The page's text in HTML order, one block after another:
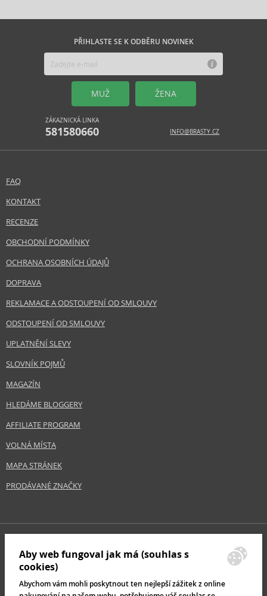
PŘIHLASTE SE K ODBĚRU NOVINEK
MUŽ ŽENA
ZÁKAZNICKÁ LINKA
581580660 INFO@BRASTY.CZ
FAQ
KONTAKT
RECENZE
OBCHODNÍ PODMÍNKY
OCHRANA OSOBNÍCH ÚDAJŮ
DOPRAVA
REKLAMACE A ODSTOUPENÍ OD SMLOUVY
ODSTOUPENÍ OD SMLOUVY
UPLATNĚNÍ SLEVY
SLOVNÍK POJMŮ
MAGAZÍN
HLEDÁME BLOGGERY
AFFILIATE PROGRAM
VOLNÁ MÍSTA
MAPA STRÁNEK
PRODÁVANÉ ZNAČKY
Aby web fungoval jak má (souhlas s
cookies)
Abychom vám mohli poskytnout ten nejlepší zážitek z online